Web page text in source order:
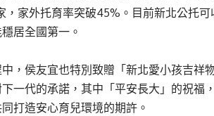
，家外托育率突破45%。目前新北公托
居全國第一。
，侯友宜也特別致贈「新北愛小孩吉
一代的承諾，其中「平安長大」的祝福
打造安心育兒環境的期許。